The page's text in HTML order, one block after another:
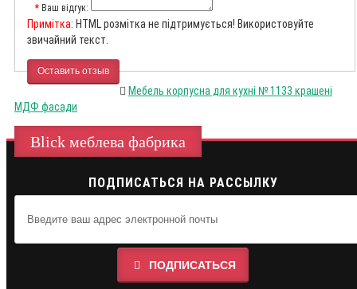
Ваш відгук:
Примітка: HTML розмітка не підтримується! Використовуйте
звичайний текст.
Оставить отзыв
Мебель корпусна для кухні № 1133 крашені
МДФ фасади
Blick меблева фабрика
ПОДПИСАТЬСЯ НА РАССЫЛКУ
ПОДПИСАТЬСЯ